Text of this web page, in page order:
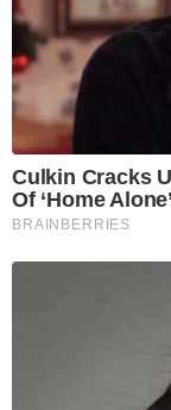
Culkin Cracks
Of ‘Home Alone’
BRAINBERRIES